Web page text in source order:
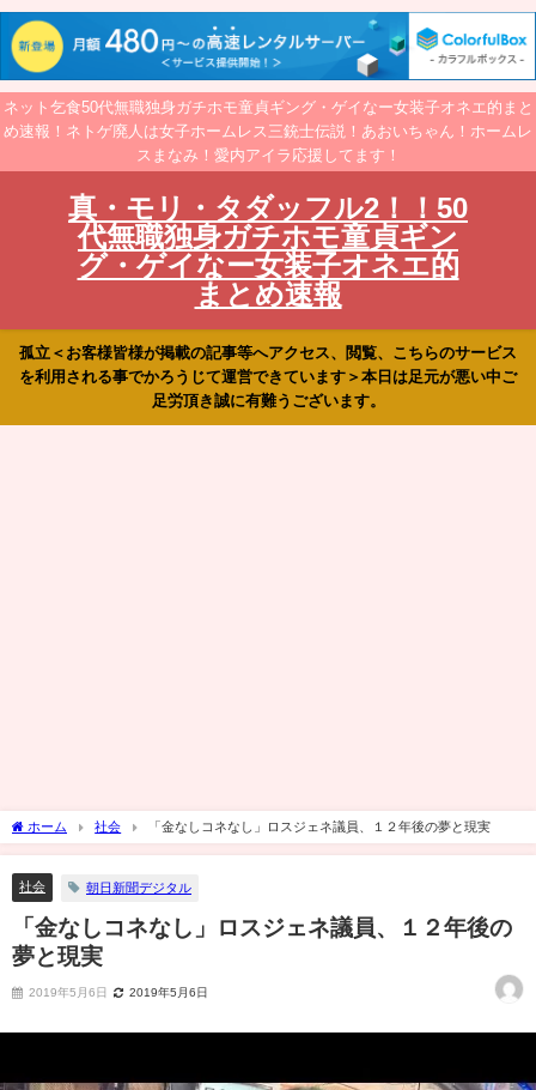
ネット乞食50代無職独身ガチホモ童貞ギング・ゲイなー女装子オネエ的まと
め速報！ネトゲ廃人は女子ホームレス三銃士伝説！あおいちゃん！ホームレ
スまなみ！愛内アイラ応援してます！
真・モリ・タダッフル2！！50
代無職独身ガチホモ童貞ギン
グ・ゲイなー女装子オネエ的
まとめ速報
孤立＜お客様皆様が掲載の記事等へアクセス、閲覧、こちらのサービス
を利用される事でかろうじて運営できています＞本日は足元が悪い中ご
足労頂き誠に有難うございます。
ホーム 社会 「金なしコネなし」ロスジェネ議員、１２年後の夢と現実
社会 朝日新聞デジタル
「金なしコネなし」ロスジェネ議員、１２年後の
夢と現実
2019年5月6日 2019年5月6日